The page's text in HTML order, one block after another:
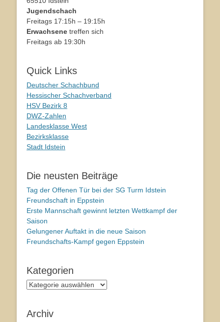
Jugendschach
Freitags 17:15h – 19:15h
Erwachsene treffen sich
Freitags ab 19:30h
Quick Links
Deutscher Schachbund
Hessischer Schachverband
HSV Bezirk 8
DWZ-Zahlen
Landesklasse West
Bezirksklasse
Stadt Idstein
Die neusten Beiträge
Tag der Offenen Tür bei der SG Turm Idstein
Freundschaft in Eppstein
Erste Mannschaft gewinnt letzten Wettkampf der
Saison
Gelungener Auftakt in die neue Saison
Freundschafts-Kampf gegen Eppstein
Kategorien
Kategorien
Archiv